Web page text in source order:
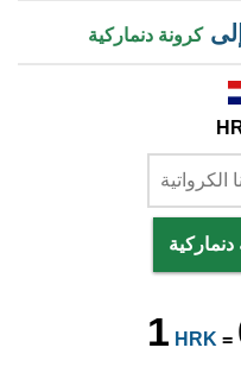
إلىكرونة دنماركية
1 HRK =